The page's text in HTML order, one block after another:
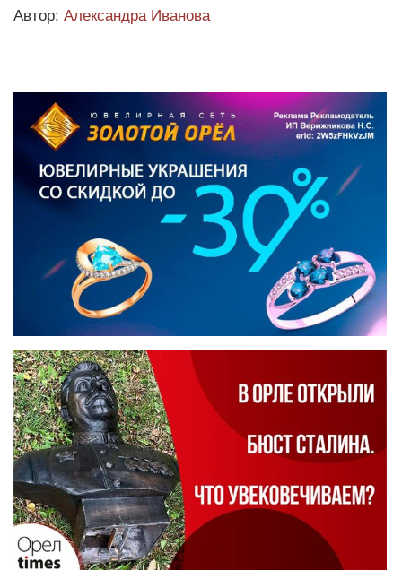
Автор: Александра Иванова